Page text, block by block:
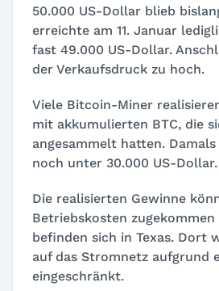
50.000 US-Dollar blieb
erreichte am 11. Januar
fast 49.000 US-Dollar.
der Verkaufsdruck zu hoch.
Viele Bitcoin-Miner
mit akkumulierten BTC, die
angesammelt hatten.
noch unter 30.000 US-Dollar.
Die realisierten Gewinne
Betriebskosten zugekommen
befinden sich in Texas. Dort
auf das Stromnetz aufgrund
eingeschränkt.